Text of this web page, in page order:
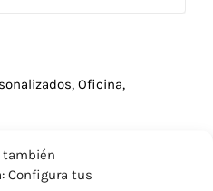
también
Configura tus
, Oficina,